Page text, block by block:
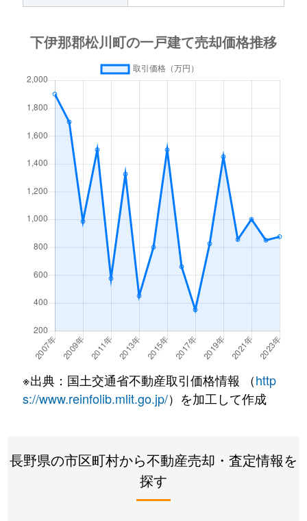
※出典：国土交通省不動産取引価格情報 （http
s://www.reinfolib.mlit.go.jp/）を加工して作成
長野県の市区町村から不動産売却・査定情報を
探す